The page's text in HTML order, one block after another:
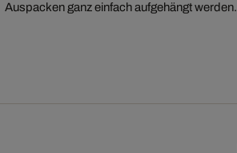
Auspacken ganz einfach aufgehängt werden.